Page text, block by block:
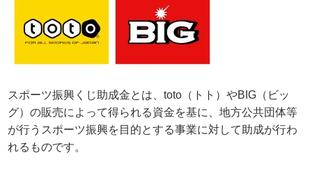
スポーツ振興くじ助成⾦とは、toto（トト）やBIG（ビッ
グ）の販売によって得られる資⾦を基に、地⽅公共団体等
が⾏うスポーツ振興を目的とする事業に対して助成が⾏わ
れるものです。